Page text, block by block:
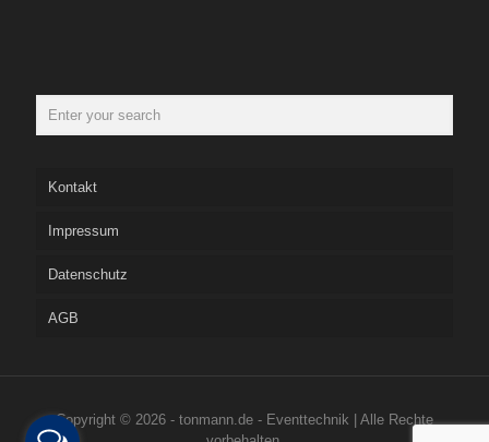
Kontakt
Impressum
Datenschutz
AGB
Copyright © 2026 - tonmann.de - Eventtechnik | Alle Rechte